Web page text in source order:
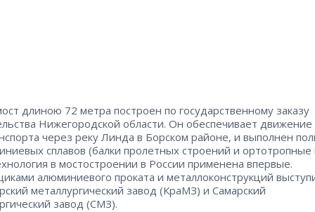
длиною 72 метра построен по государственному заказу
Нижегородской области. Он обеспечивает движение
через реку Линда в Борском районе, и выполнен
сплавов (балки пролетных строений и ортотропные
в мостостроении в России применена впервые.
алюминиевого проката и металлоконструкций
металлургический завод (КраМЗ) и Самарский
завод (СМЗ).